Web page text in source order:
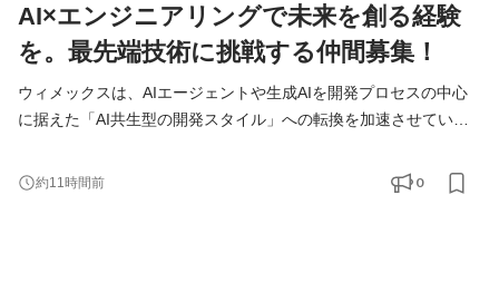
AI×エンジニアリングで未来を創る経験
を。最先端技術に挑戦する仲間募集！
ウィメックスは、AIエージェントや生成AIを開発プロセスの中心
に据えた「AI共生型の開発スタイル」への転換を加速させていま
極的に募集しています。 AIを相棒に、圧倒的なスピードと品質を
実現し、最先端の技術を使いこなすエンジニアへ成長したい方を
約11時間前 0